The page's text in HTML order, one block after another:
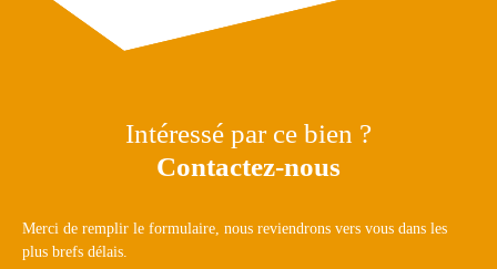
Intéressé par ce bien ?
Contactez-nous
Merci de remplir le formulaire, nous reviendrons vers vous dans les
plus brefs délais.